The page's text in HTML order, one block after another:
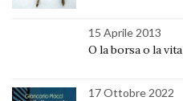
15 Aprile 2013
O la borsa o la vita
17 Ottobre 2022